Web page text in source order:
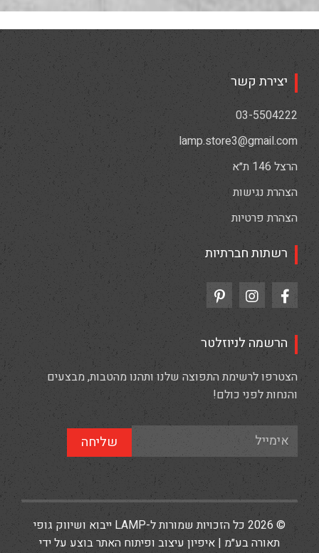
יצירת קשר
03-5504222
lamp.store3@gmail.com
הרצל 146 ת״א
הצהרת נגישות
הצהרת פרטיות
רשתות חברתיות
הרשמה לניוזלטר
הצטרפו לרשימת התפוצה שלנו ותהנו מהטבות, מבצעים
והנחות לפני כולם!
שליחה
© 2026 כל הזכויות שמורות ל-LAMP ייבוא ושיווק גופי
תאורה בע״מ | איפיון עיצוב ופיתוח האתר בוצע על ידי